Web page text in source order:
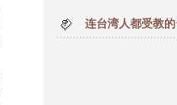
连台湾人都受教